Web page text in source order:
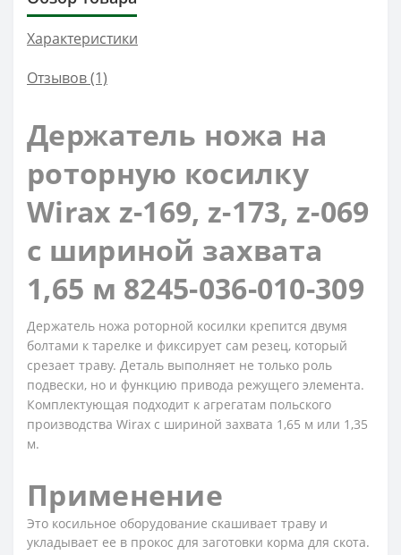
Характеристики
Отзывов (1)
Держатель ножа на
роторную косилку
Wirax z-169, z-173, z-069
с шириной захвата
1,65 м 8245-036-010-309
Держатель ножа роторной косилки крепится двумя
болтами к тарелке и фиксирует сам резец, который
срезает траву. Деталь выполняет не только роль
подвески, но и функцию привода режущего элемента.
Комплектующая подходит к агрегатам польского
производства Wirax с шириной захвата 1,65 м или 1,35
м.
Применение
Это косильное оборудование скашивает траву и
укладывает ее в прокос для заготовки корма для скота.